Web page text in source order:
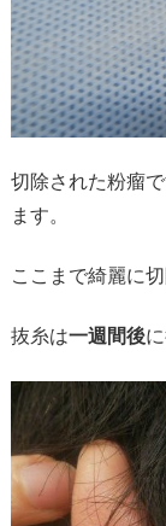
切除された粉瘤
ます。
ここまで綺麗に
抜糸は一週間後